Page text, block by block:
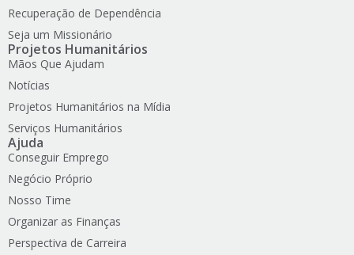
Recuperação de Dependência
Seja um Missionário
Projetos Humanitários
Mãos Que Ajudam
Notícias
Projetos Humanitários na Mídia
Serviços Humanitários
Ajuda
Conseguir Emprego
Negócio Próprio
Nosso Time
Organizar as Finanças
Perspectiva de Carreira